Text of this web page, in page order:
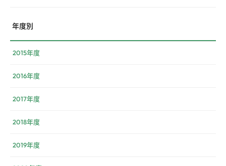
年度別
2015年度
2016年度
2017年度
2018年度
2019年度